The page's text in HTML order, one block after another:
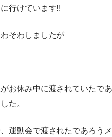
行けています‼️
そわしましたが
お休み中に渡されていたであ
た。
運動会で渡されたであろうメ